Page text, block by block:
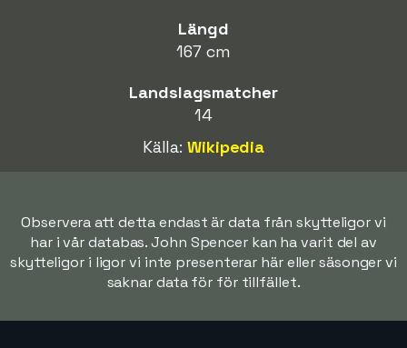
Längd
167 cm
Landslagsmatcher
14
Källa:Wikipedia
Observera att detta endast är data från skytteligor vi
har i vår databas. John Spencer kan ha varit del av
skytteligor i ligor vi inte presenterar här eller säsonger vi
saknar data för för tillfället.